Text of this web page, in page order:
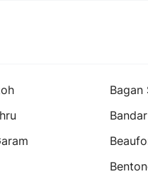
Bagan